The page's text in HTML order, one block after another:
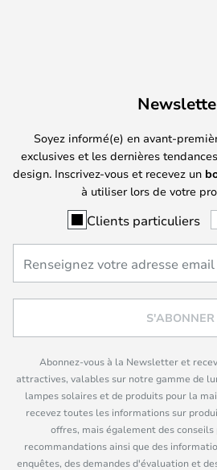
Soyez informé(e) en avant-
exclusives et les dernières
design. Inscrivez-vous et recevez un
à utiliser lors de votre
Clients particuliers
S'ABONNER
Abonnez-vous à la Newsletter et
attractives, valables sur notre gamme de
lampes solaires et de produits pour la
recevez toutes les informations sur
offres, mais également des
recommandations ainsi que des
enquêtes, des demandes d'évaluation et